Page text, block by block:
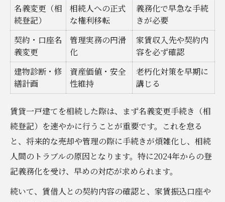
名義変更（相
続登記）
相続人への正式
な権利移転
義務化で早急な手続
きが必要
契約・口座名
義変更
管理実務の円滑
化
家賃収入先や契約内
容を必ず確認
建物診断・修
繕計画
資産価値・安全
性維持
老朽化対策を早期に
講じる
賃貸一戸建てを相続した際は、まず名義変更手続き（相
続登記）を速やかに行うことが重要です。これを怠る
と、将来的な売却や管理の際に手続きが煩雑化し、相続
人間のトラブルの原因となります。特に2024年からの登
記義務化を受け、早めの対応が求められます。
続いて、賃借人との契約内容の確認と、家賃振込口座や